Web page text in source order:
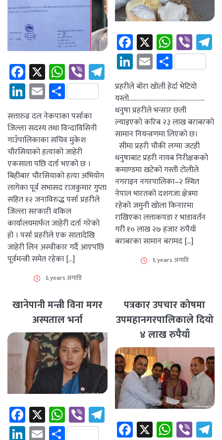
Facebook
X WhatsApp
ViberTelegram
LinkedIn
EmailShare
सत्तारुढ दल नेकपाका पर्साका
जिल्ला सदस्य तथा विन्दाविसिनी
गाउँपालिकाका सचिव मुकेश
चौरसियाको हत्याको जाहेरी
एकसाता पछि दर्ता भएको छ ।
बिहीबार चौरसियाको हत्या अभियोग
लागेका पूर्व सभासद राजकुमार गुप्ता
सहित १२ जनाविरुद्ध पर्सा प्रहरीले
जिल्ला सरकारी वकिल
कार्यालयमार्फत जाहेरी दर्ता गरेको
हो । पर्सा प्रहरीले एक सातादेखि
जाहेरी लिन अस्वीकार गर्दै आएपछि
पूर्वमन्त्री समेत रहेका […]
६ years अगाडि
Facebook
X
LinkedIn
EmailShare
प्रहरीले बोरा खोली हेर्दा भेटियो
यस्तो……………………………………………
धनुषा प्रहरीले भन्सार छली
ल्याइएको करिब २३ लाख बराबरको
सामान नियन्त्रणमा लिएको छ।
सीमा प्रहरी चौकी लग्मा जटही
धनुषाबाट प्रहरी नायब निरीक्षकको
कमाण्डमा खटेको गस्ती टोलीले
नगराइन नगरपालिका–२ स्थित
नेपाल भारतको दशगजा क्षेत्रमा
रहेको जमुनी खोला किनारमा
राखिएका लत्ताकपडा र भाडावर्तन
गरी १० लाख २७ हजार रुपैयाँ
बराबरका सामान बरामद […]
६ years अगाडि
खानेपानी मन्त्री विना मगर
अस्पताल भर्ना
Facebook
X WhatsApp
ViberTelegram
LinkedIn
EmailShare
पत्रकार उपचार कोषमा
उपमहानगरपालिकाले दियो
४ लाख रुपैयाँ
Facebook
X